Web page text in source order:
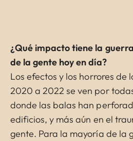
¿Qué impacto tiene la
de la gente hoy en día?
Los efectos y los horrores de
2020 a 2022 se ven por
donde las balas han
edificios, y más aún en el
gente. Para la mayoría de la